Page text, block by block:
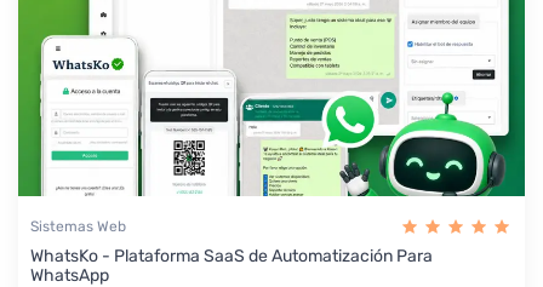
Sistemas Web
WhatsKo - Plataforma SaaS de Automatización Para
WhatsApp